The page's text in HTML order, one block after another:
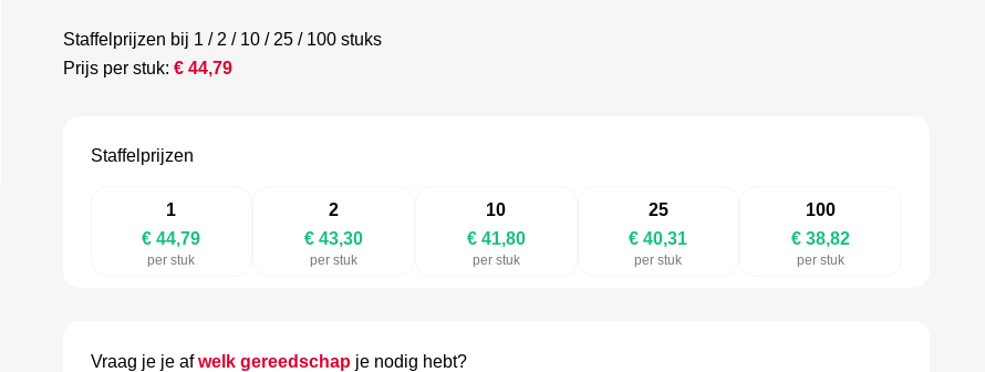
Staffelprijzen bij 1 / 2 / 10 / 25 / 100 stuks
Prijs per stuk: € 44,79
Staffelprijzen
1
€ 44,79
per stuk
2
€ 43,30
per stuk
10
€ 41,80
per stuk
25
€ 40,31
per stuk
100
€ 38,82
per stuk
Vraag je je afwelk gereedschapje nodig hebt?